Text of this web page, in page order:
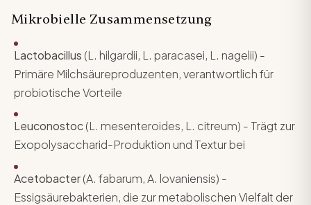
Mikrobielle Zusammensetzung
Lactobacillus (L. hilgardii, L. paracasei, L. nagelii) -
Primäre Milchsäureproduzenten, verantwortlich für
probiotische Vorteile
Leuconostoc(L. mesenteroides, L. citreum) - Trägt zur
Exopolysaccharid-Produktion und Textur bei
Acetobacter(A. fabarum, A. lovaniensis) -
Essigsäurebakterien, die zur metabolischen Vielfalt der